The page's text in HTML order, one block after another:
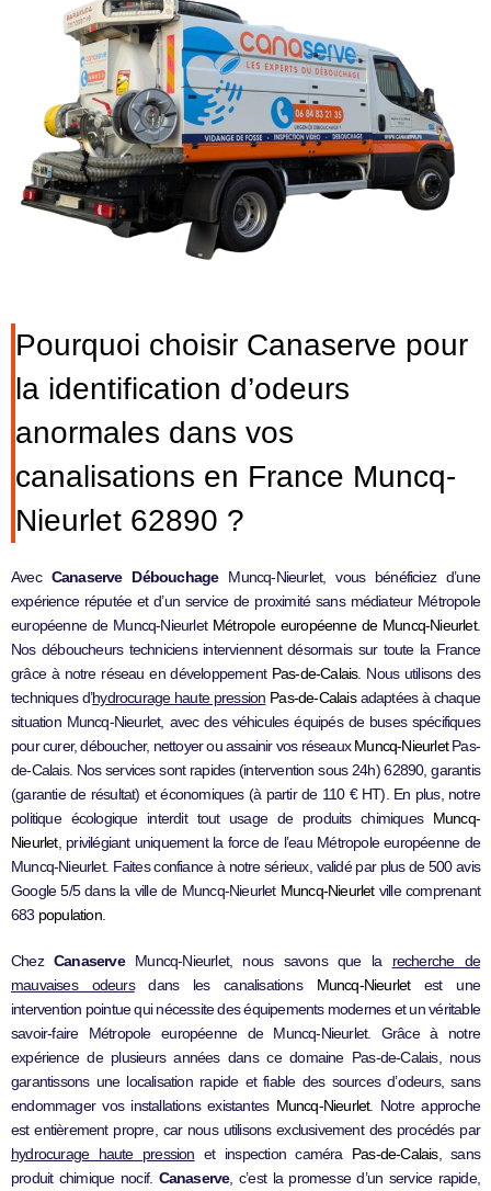
Pourquoi choisir Canaserve pour
la identification d’odeurs
anormales dans vos
canalisations en France Muncq-
Nieurlet 62890 ?
Avec Canaserve DébouchageMuncq-Nieurlet, vous bénéficiez d’une
expérience réputée et d’un service de proximité sans médiateur Métropole
européenne de Muncq-Nieurlet Métropole européenne de Muncq-Nieurlet.
Nos déboucheurs techniciens interviennent désormais sur toute la France
grâce à notre réseau en développement Pas-de-Calais. Nous utilisons des
techniques d’hydrocurage haute pression Pas-de-Calaisadaptées à chaque
situation Muncq-Nieurlet, avec des véhicules équipés de buses spécifiques
pour curer, déboucher, nettoyer ou assainir vos réseauxMuncq-NieurletPas-
de-Calais. Nos services sont rapides (intervention sous 24h) 62890, garantis
(garantie de résultat) et économiques (à partir de 110 € HT). En plus, notre
politique écologique interdit tout usage de produits chimiques Muncq-
Nieurlet, privilégiant uniquement la force de l’eau Métropole européenne de
Muncq-Nieurlet. Faites confiance à notre sérieux, validé par plus de 500 avis
Google 5/5 dans la ville de Muncq-Nieurlet Muncq-Nieurletville comprenant
683 population.
ChezCanaserveMuncq-Nieurlet, nous savons que la recherche de
mauvaises odeursdans les canalisations Muncq-Nieurletest une
intervention pointue qui nécessite des équipements modernes et un véritable
savoir-faire Métropole européenne de Muncq-Nieurlet. Grâce à notre
expérience de plusieurs années dans ce domaine Pas-de-Calais, nous
garantissons une localisation rapide et fiable des sources d’odeurs, sans
endommager vos installations existantes Muncq-Nieurlet. Notre approche
est entièrement propre, car nous utilisons exclusivement des procédés par
hydrocurage haute pression et inspection caméra Pas-de-Calais, sans
produit chimique nocif. Canaserve, c’est la promesse d’un service rapide,